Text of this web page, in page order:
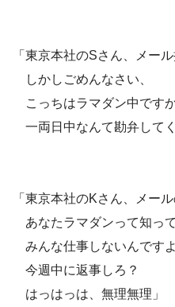
「東京本社のSさん、メー
しかしごめんなさい、
こっちはラマダン中ですか
一両日中なんて勘弁してく
「東京本社のKさん、メー
あなたラマダンって知っ
みんな仕事しないんですよ
今週中に返事しろ？
はっはっは、無理無理」